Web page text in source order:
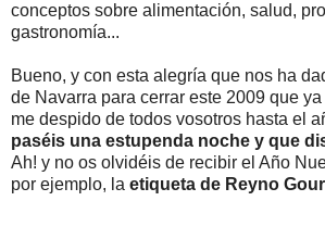
conceptos sobre alimentación, salud,
gastronomía...
Bueno, y con esta alegría que nos ha
de Navarra para cerrar este 2009 que
me despido de todos vosotros hasta el
paséis una estupenda noche y que
Ah! y no os olvidéis de recibir el Año
por ejemplo, la etiqueta de Reyno